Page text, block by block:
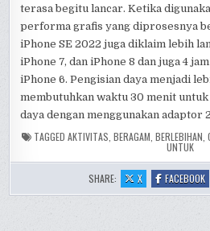
terasa begitu lancar. Ketika
performa grafis yang diprosesnya
iPhone SE 2022 juga diklaim lebih
iPhone 7, dan iPhone 8 dan juga 4
iPhone 6. Pengisian daya menjadi
membutuhkan waktu 30 menit
daya dengan menggunakan adaptor
TAGGED AKTIVITAS BERAGAM BERLEBIHAN
UNTUK
SHARE: X:
SPESIFIKASI
DAN
FACEBOOK: